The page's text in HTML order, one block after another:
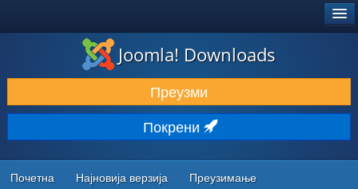
ПРЕУЗИМАЊЕ И ПРОШИРЕЊА (ЕКСТЕНЗИЈЕ)
ОТКРИЈТЕ И НАУЧИТЕ
ЗАЈЕДНИЦА И ПОДРШКА
РЕСУРСИ ЗА РАЗВОЈ
Joomla! Downloads
Преузми
Покрени
Почетна Најновија верзија Преузимање